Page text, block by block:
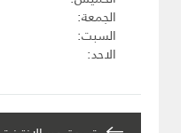
الجمعة
السبت
الاحد